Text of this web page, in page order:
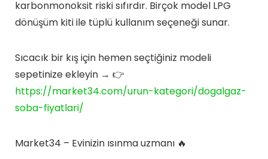
karbonmonoksit riski sıfırdır. Birçok model LPG
dönüşüm kiti ile tüplü kullanım seçeneği sunar.
Sıcacık bir kış için hemen seçtiğiniz modeli
sepetinize ekleyin → 👉
https://market34.com/urun-kategori/dogalgaz-
soba-fiyatlari/
Market34 – Evinizin ısınma uzmanı 🔥